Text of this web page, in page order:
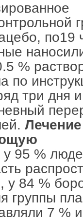
по19
%
по
три дня
Лечение
у 95 %
у 84 %
группы
7 %